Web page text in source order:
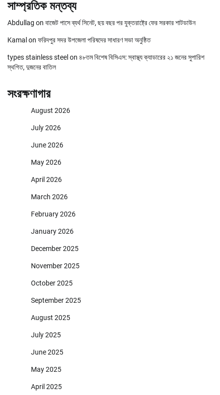
সাম্প্রতিক মন্তব্য
Abdullag on বাজেট পাসে ব্যর্থ সিনেট, ছয় বছর পর যুক্তরাষ্ট্রে ফের সরকার শাটডাউন
Kamal on ফরিদপুর সদর উপজেলা পরিষদের সাধারণ সভা অনুষ্ঠিত
types stainless steel on ৪৮তম বিশেষ বিসিএস: স্বাস্থ্য ক্যাডারের ২১ জনের সুপারিশ
স্থগিত, দুজনের বাতিল
সংরক্ষণাগার
August 2026
July 2026
June 2026
May 2026
April 2026
March 2026
February 2026
January 2026
December 2025
November 2025
October 2025
September 2025
August 2025
July 2025
June 2025
May 2025
April 2025